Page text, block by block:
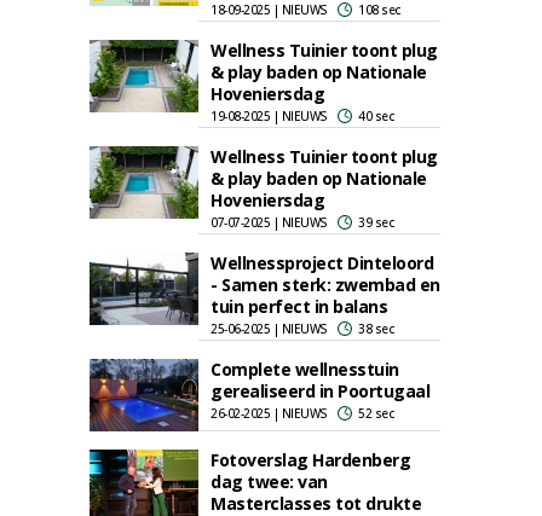
18-09-2025 | NIEUWS 108 sec
Wellness Tuinier toont plug
& play baden op Nationale
Hoveniersdag
19-08-2025 | NIEUWS 40 sec
Wellness Tuinier toont plug
& play baden op Nationale
Hoveniersdag
07-07-2025 | NIEUWS 39 sec
Wellnessproject Dinteloord
- Samen sterk: zwembad en
tuin perfect in balans
25-06-2025 | NIEUWS 38 sec
Complete wellnesstuin
gerealiseerd in Poortugaal
26-02-2025 | NIEUWS 52 sec
Fotoverslag Hardenberg
dag twee: van
Masterclasses tot drukte